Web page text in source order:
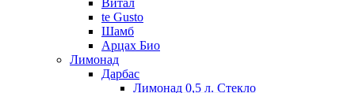
Витал
te Gusto
Шамб
Арцах Био
Лимонад
Дарбас
Лимонад 0,5 л. Стекло